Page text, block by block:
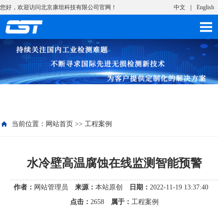
您好，欢迎访问北京康坦科技有限公司官网！ 中文 English
当前位置： 网站首页 >> 工程案例
水冷壁高温腐蚀在线监测智能预警
作者： 网站管理员来源：本站原创 日期：2022-11-19 13:37:40
点击：2658 属于：工程案例